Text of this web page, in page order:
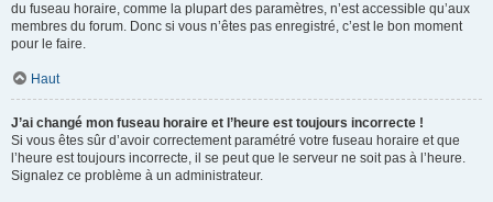
du fuseau horaire, comme la plupart des paramètres, n’est accessible qu’aux
membres du forum. Donc si vous n’êtes pas enregistré, c’est le bon moment
pour le faire.
Haut
J’ai changé mon fuseau horaire et l’heure est toujours incorrecte !
Si vous êtes sûr d’avoir correctement paramétré votre fuseau horaire et que
l’heure est toujours incorrecte, il se peut que le serveur ne soit pas à l’heure.
Signalez ce problème à un administrateur.